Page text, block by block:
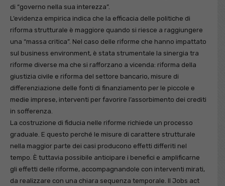
di “governo nella sua interezza”.
L’evidenza empirica indica che la efficacia delle politiche di
riforma strutturale è maggiore quando si riesce a raggiungere
una “massa critica”. Nel caso delle riforme che hanno impattato
sul business environment, è stata strumentale la sinergia tra
riforme diverse ma che si rafforzano a vicenda: riforma della
giustizia civile e riforma del settore bancario, misure di
differenziazione delle fonti di finanziamento per le piccole e
medie imprese, interventi per favorire l’assorbimento dei crediti
in sofferenza.
La costruzione di fiducia nelle riforme richiede un processo
graduale. E questo perché le misure di carattere strutturale
nella maggior parte dei casi producono effetti differiti nel
tempo. È tuttavia possibile anticipare i benefici e amplificarne
gli effetti delle riforme, accompagnandole con interventi mirati,
da realizzare con una chiara sequenza temporale. Il Jobs act